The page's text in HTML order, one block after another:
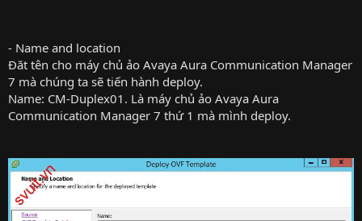
- Name and location
Đăt tên cho máy chủ ảo Avaya Aura Communication Manager
7 mà chúng ta sẽ tiến hành deploy.
Name: CM-Duplex01. Là máy chủ ảo Avaya Aura
Communication Manager 7 thứ 1 mà mình deploy.